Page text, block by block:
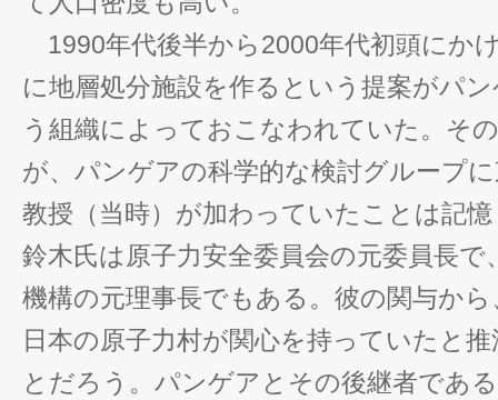
1990年代後半から2000年代初頭にか
に地層処分施設を作るという提案がパ
う組織によっておこなわれていた。そ
が、パンゲアの科学的な検討グループ
教授（当時）が加わっていたことは記
鈴木氏は原子力安全委員会の元委員長で
機構の元理事長でもある。彼の関与か
日本の原子力村が関心を持っていたと
とだろう。パンゲアとその後継者であ